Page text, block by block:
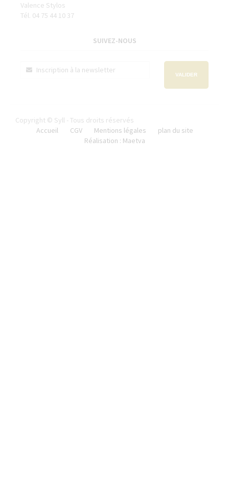
Valence Stylos
Tél. 04 75 44 10 37
SUIVEZ-NOUS
VALIDER
Copyright © Syll - Tous droits réservés
Accueil
CGV Mentions légales
plan du site
Réalisation : Maetva